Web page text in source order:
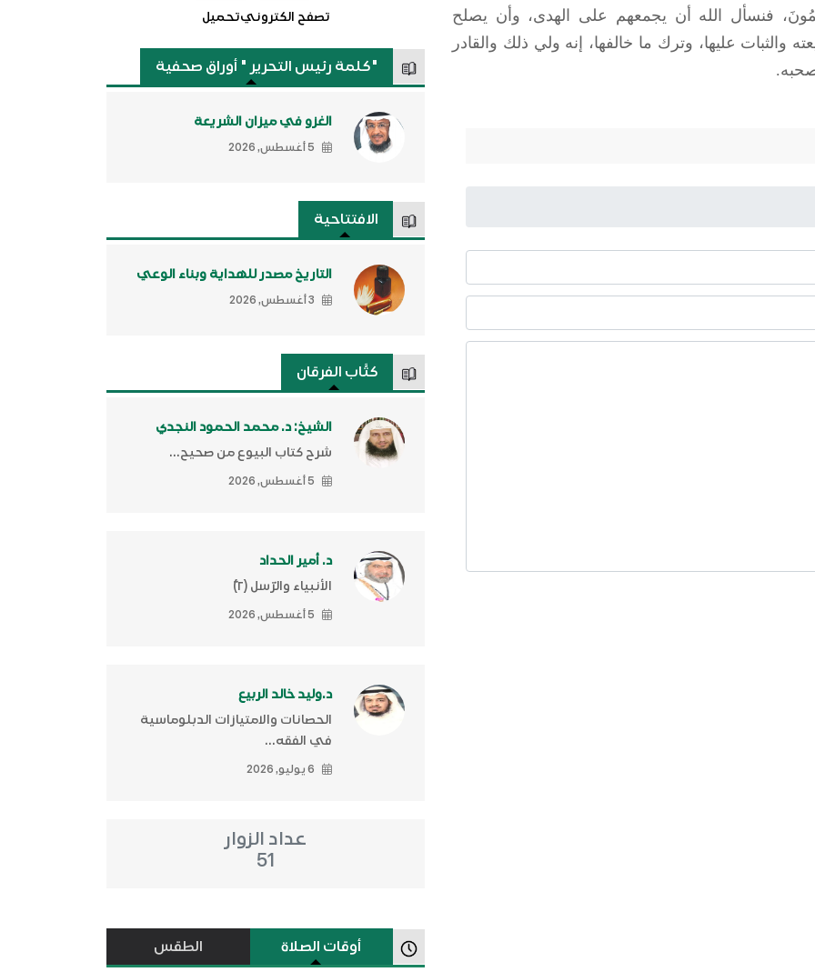
فنسأل الله أن يجمعهم على الهدى، وأن يصلح
والثبات عليها، وترك ما خالفها، إنه ولي ذلك والقادر
تصفح الكترونيتحميل
"كلمة رئيس التحرير " أوراق صحفية
الغزو في ميزان الشريعة
5 أغسطس, 2026
الافتتاحية
التاريخ مصدر للهداية وبناء الوعي
3 أغسطس, 2026
كتَّاب الفرقان
الشيخ: د. محمد الحمود النجدي
شرح كتاب البيوع من صحيح...
5 أغسطس, 2026
د. أمير الحداد
الأنبياء والرّسل (٢)ّ
5 أغسطس, 2026
د.وليد خالد الربيع
الحصانات والامتيازات الدبلوماسية
في الفقه...
6 يوليو, 2026
عداد الزوار
51
أوقات الصلاة الطقس